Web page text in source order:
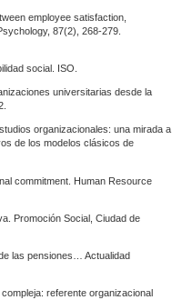
employee satisfaction,
87(2), 268-279.
social. ISO.
universitarias desde la
organizacionales: una mirada a
de los modelos clásicos de
commitment. Human Resource
Promoción Social, Ciudad de
las pensiones… Actualidad
referente organizacional